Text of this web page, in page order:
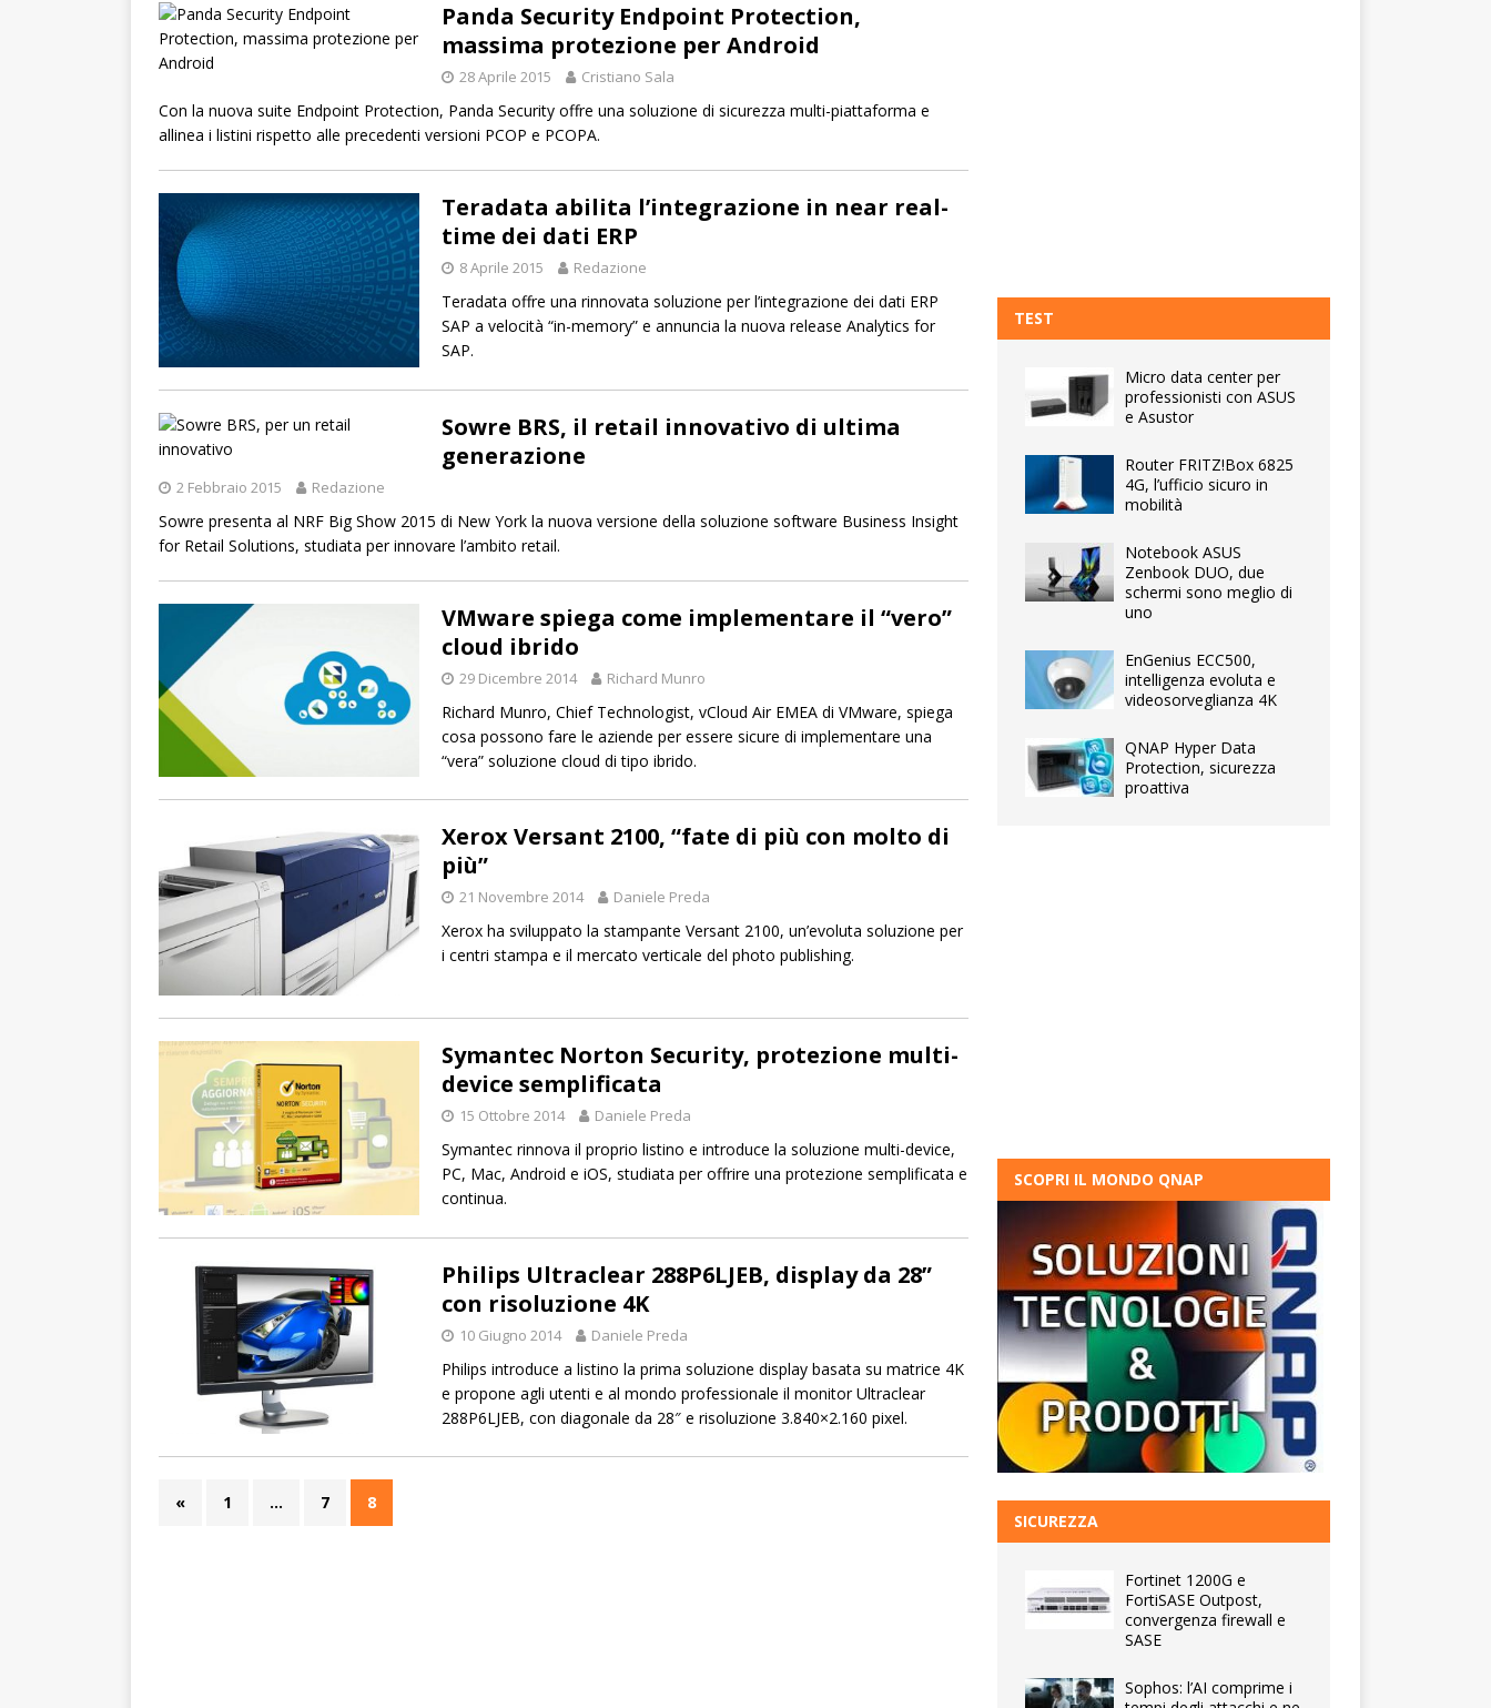
Panda Security Endpoint Protection,
massima protezione per Android
28 Aprile 2015 Cristiano Sala
Con la nuova suite Endpoint Protection, Panda Security offre una soluzione di sicurezza multi-piattaforma e
allinea i listini rispetto alle precedenti versioni PCOP e PCOPA.
Teradata abilita l’integrazione in near real-
time dei dati ERP
8 Aprile 2015 Redazione
Teradata offre una rinnovata soluzione per l’integrazione dei dati ERP
SAP a velocità “in-memory” e annuncia la nuova release Analytics for
SAP.
Sowre BRS, il retail innovativo di ultima
generazione
2 Febbraio 2015 Redazione
Sowre presenta al NRF Big Show 2015 di New York la nuova versione della soluzione software Business Insight
for Retail Solutions, studiata per innovare l’ambito retail.
VMware spiega come implementare il “vero”
cloud ibrido
29 Dicembre 2014 Richard Munro
Richard Munro, Chief Technologist, vCloud Air EMEA di VMware, spiega
cosa possono fare le aziende per essere sicure di implementare una
“vera” soluzione cloud di tipo ibrido.
Xerox Versant 2100, “fate di più con molto di
più”
21 Novembre 2014 Daniele Preda
Xerox ha sviluppato la stampante Versant 2100, un’evoluta soluzione per
i centri stampa e il mercato verticale del photo publishing.
Symantec Norton Security, protezione multi-
device semplificata
15 Ottobre 2014 Daniele Preda
Symantec rinnova il proprio listino e introduce la soluzione multi-device,
PC, Mac, Android e iOS, studiata per offrire una protezione semplificata e
continua.
Philips Ultraclear 288P6LJEB, display da 28”
con risoluzione 4K
10 Giugno 2014 Daniele Preda
Philips introduce a listino la prima soluzione display basata su matrice 4K
e propone agli utenti e al mondo professionale il monitor Ultraclear
288P6LJEB, con diagonale da 28″ e risoluzione 3.840×2.160 pixel.
« 1 … 7 8
TEST
Micro data center per
professionisti con ASUS
e Asustor
Router FRITZ!Box 6825
4G, l’ufficio sicuro in
mobilità
Notebook ASUS
Zenbook DUO, due
schermi sono meglio di
uno
EnGenius ECC500,
intelligenza evoluta e
videosorveglianza 4K
QNAP Hyper Data
Protection, sicurezza
proattiva
SCOPRI IL MONDO QNAP
SICUREZZA
Fortinet 1200G e
FortiSASE Outpost,
convergenza firewall e
SASE
Sophos: l’AI comprime i